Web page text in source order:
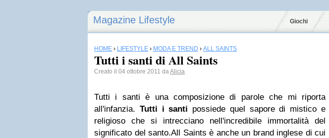
Magazine Lifestyle Giochi
HOME › LIFESTYLE › MODA E TREND › ALL SAINTS
Tutti i santi di All Saints
Creato il 04 ottobre 2011 daAlicia
Tutti i santi è una composizione di parole che mi riporta
all'infanzia. Tutti i santi possiede quel sapore di mistico e
religioso che si intrecciano nell'incredibile immortalità del
significato del santo.All Saints è anche un brand inglese di cui